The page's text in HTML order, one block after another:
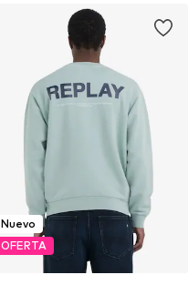
Nuevo
OFERTA